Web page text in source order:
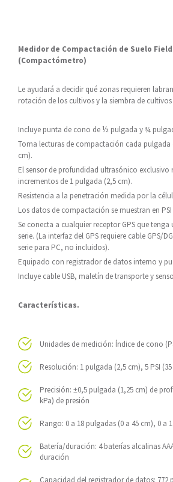
Medidor de Compactación de Suelo
(Compactómetro)
Le ayudará a decidir qué zonas requieren
rotación de los cultivos y la siembra de
Incluye punta de cono de ½ pulgada y ¾
Toma lecturas de compactación cada pulgada
cm).
El sensor de profundidad ultrasónico exclusivo
incrementos de 1 pulgada (2,5 cm).
Resistencia a la penetración medida por la
Los datos de compactación se muestran en PSI
Se conecta a cualquier receptor GPS que
serie. (La interfaz del GPS requiere cable GPS/
serie para PC, no incluidos).
Equipado con registrador de datos interno y
Incluye cable USB, maletín de transporte y
Características.
Unidades de medición: Índice de cono
Resolución: 1 pulgada (2,5 cm), 5 PSI (35
Precisión: ±0,5 pulgada (1,25 cm) de
kPa) de presión
Rango: 0 a 18 pulgadas (0 a 45 cm), 0 a
Batería/duración: 4 baterías alcalinas
duración
Capacidad del registrador de datos: 772